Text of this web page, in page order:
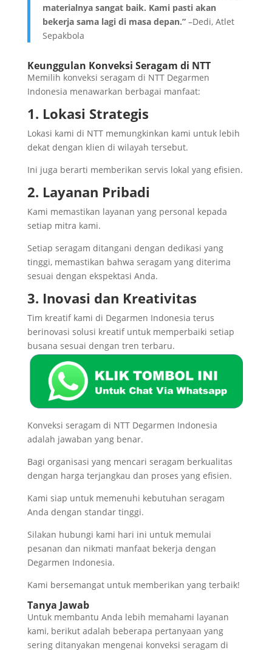
materialnya sangat baik. Kami pasti akan
bekerja sama lagi di masa depan.”–Dedi, Atlet
Sepakbola
Keunggulan Konveksi Seragam di NTT
Memilih konveksi seragam di NTT Degarmen
Indonesia menawarkan berbagai manfaat:
1. Lokasi Strategis
Lokasi kami di NTT memungkinkan kami untuk lebih
dekat dengan klien di wilayah tersebut.
Ini juga berarti memberikan servis lokal yang efisien.
2. Layanan Pribadi
Kami memastikan layanan yang personal kepada
setiap mitra kami.
Setiap seragam ditangani dengan dedikasi yang
tinggi, memastikan bahwa seragam yang diterima
sesuai dengan ekspektasi Anda.
3. Inovasi dan Kreativitas
Tim kreatif kami di Degarmen Indonesia terus
berinovasi solusi kreatif untuk memperbaiki setiap
busana sesuai dengan tren terbaru.
Konveksi seragam di NTT Degarmen Indonesia
adalah jawaban yang benar.
Bagi organisasi yang mencari seragam berkualitas
dengan harga terjangkau dan proses yang efisien.
Kami siap untuk memenuhi kebutuhan seragam
Anda dengan standar tinggi.
Silakan hubungi kami hari ini untuk memulai
pesanan dan nikmati manfaat bekerja dengan
Degarmen Indonesia.
Kami bersemangat untuk memberikan yang terbaik!
Tanya Jawab
Untuk membantu Anda lebih memahami layanan
kami, berikut adalah beberapa pertanyaan yang
sering ditanyakan mengenai konveksi seragam di